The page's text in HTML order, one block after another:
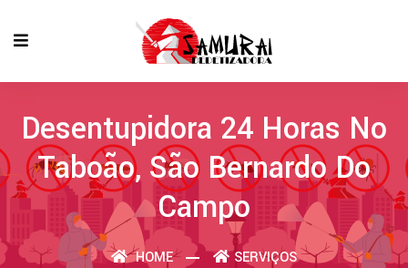
Desentupidora 24 Horas No
Taboão, São Bernardo Do
Campo
HOME
SERVIÇOS